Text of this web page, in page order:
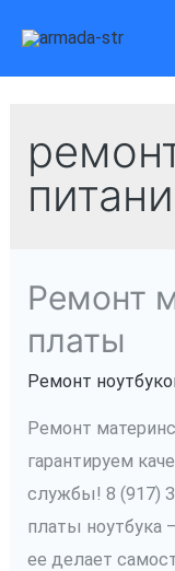
содержимому
Ремонт
платы
Ремонт
Ремонт
гарантируем
службы! 8 (917)
платы ноутбука
ее делает